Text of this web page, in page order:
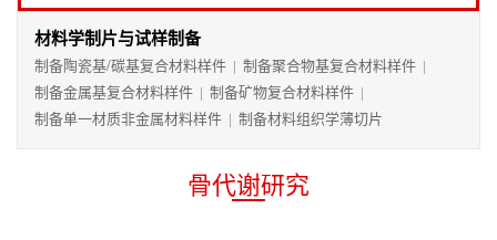
材料学制片与试样制备
制备陶瓷基/碳基复合材料样件 | 制备聚合物基复合材料样件 |
制备金属基复合材料样件 | 制备矿物复合材料样件 |
制备单一材质非金属材料样件 | 制备材料组织学薄切片
骨代谢研究